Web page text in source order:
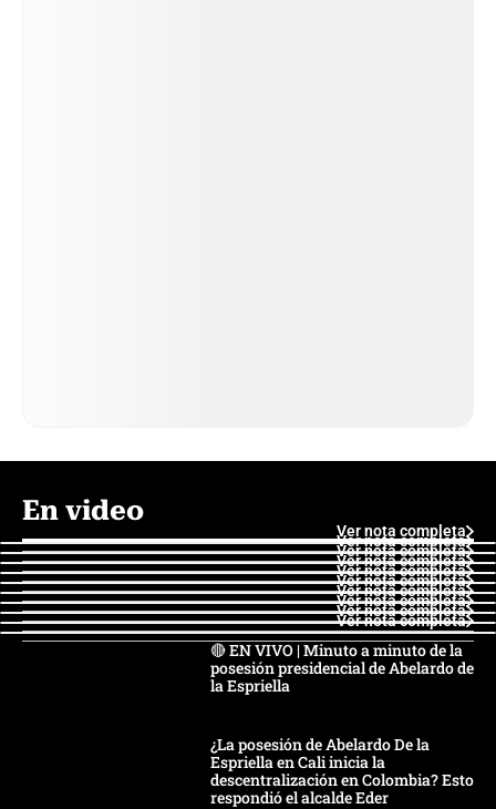
En video
Ver nota completa
Ver nota completa
Ver nota completa
Ver nota completa
Ver nota completa
Ver nota completa
Ver nota completa
Ver nota completa
Ver nota completa
Ver nota completa
🔴 EN VIVO | Minuto a minuto de la
posesión presidencial de Abelardo de
la Espriella
¿La posesión de Abelardo De la
Espriella en Cali inicia la
descentralización en Colombia? Esto
respondió el alcalde Eder